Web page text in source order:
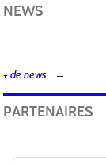
NEWS
+ de news
PARTENAIRES